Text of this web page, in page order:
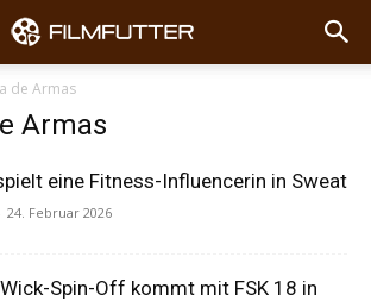
de Armas
Armas
eine Fitness-Influencerin in Sweat
24. Februar 2026
Spin-Off kommt mit FSK 18 in